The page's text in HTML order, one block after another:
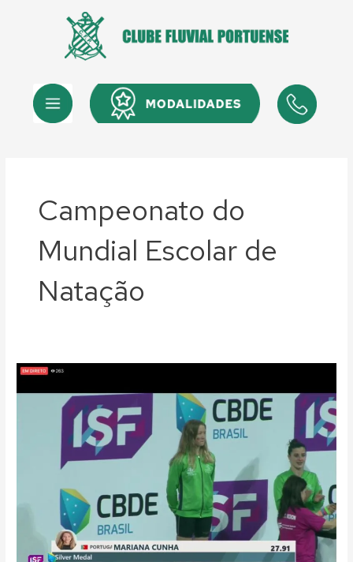
Menu Menu
Campeonato do
Mundial Escolar de
Natação
Natação:
Mariposa